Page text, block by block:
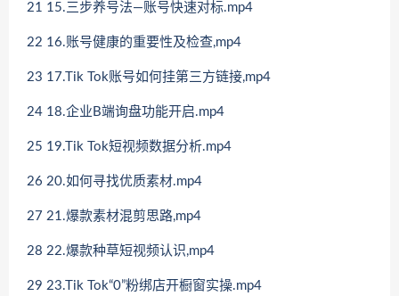
21 15.三步养号法—账号快速对标.mp4
22 16.账号健康的重要性及检查,mp4
23 17.Tik Tok账号如何挂第三方链接,mp4
24 18.企业B端询盘功能开启.mp4
25 19.Tik Tok短视频数据分析.mp4
26 20.如何寻找优质素材.mp4
27 21.爆款素材混剪思路,mp4
28 22.爆款种草短视频认识,mp4
29 23.Tik Tok“0”粉绑店开橱窗实操.mp4